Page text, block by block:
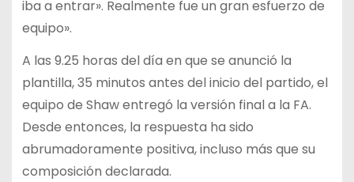
iba a entrar». Realmente fue un gran esfuerzo de
equipo».
A las 9.25 horas del día en que se anunció la
plantilla, 35 minutos antes del inicio del partido, el
equipo de Shaw entregó la versión final a la FA.
Desde entonces, la respuesta ha sido
abrumadoramente positiva, incluso más que su
composición declarada.